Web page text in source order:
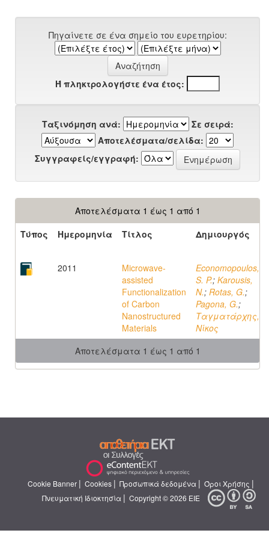
Πηγαίνετε σε ένα σημείο του ευρετηρίου:
Ή πληκτρολογήστε ένα έτος:
Ταξινόμηση ανά:
Σε σειρά:
Αποτελέσματα/σελίδα:
Συγγραφείς/εγγραφή:
Αποτελέσματα 1 έως 1 από 1
Τύπος
Ημερομηνία Τίτλος Δημιουργός
2011
Microwave-
assisted
Functionalization
of Carbon
Nanostructured
Materials
Economopoulos,
S. P.; Karousis,
N.; Rotas, G.;
Pagona, G.;
Ταγματάρχης,
Νίκος
Αποτελέσματα 1 έως 1 από 1
Cookie Banner | Cookies | Προσωπικά δεδομένα | Όροι Χρήσης |
Πνευματική Ιδιοκτησία | Copyright © 2026 ΕΙΕ